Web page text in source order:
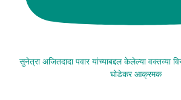
सुनेत्रा अजितदादा पवार यांच्याबद्दल केलेल्या वक्तव्या
घोडेकर आक्रमक